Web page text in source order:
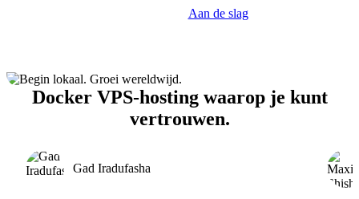
Aan de slag
Docker VPS-hosting waarop je kunt
vertrouwen.
Gad Iradufasha